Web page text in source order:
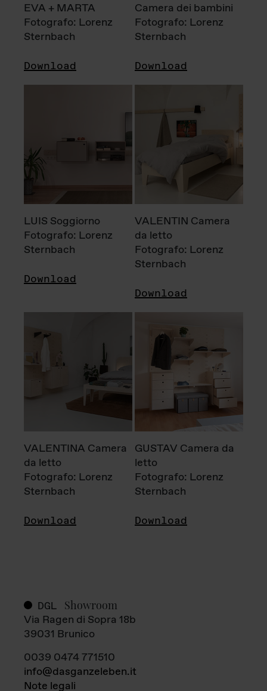
EVA + MARTA
Fotografo: Lorenz
Sternbach
Download
Camera dei bambini
Fotografo: Lorenz
Sternbach
Download
LUIS Soggiorno
Fotografo: Lorenz
Sternbach
Download
VALENTIN Camera
da letto
Fotografo: Lorenz
Sternbach
Download
VALENTINA Camera
da letto
Fotografo: Lorenz
Sternbach
Download
GUSTAV Camera da
letto
Fotografo: Lorenz
Sternbach
Download
DGL Showroom
Via Ragen di Sopra 18b
39031 Brunico
0039 0474 771510
info@dasganzeleben.it
Note legali